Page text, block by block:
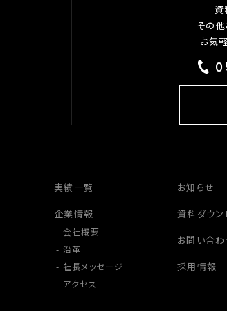
資
その
お気
実績一覧
企業情報
会社概要
沿革
社長メッセージ
アクセス
お知らせ
資料ダウン
お問い合
採用情報